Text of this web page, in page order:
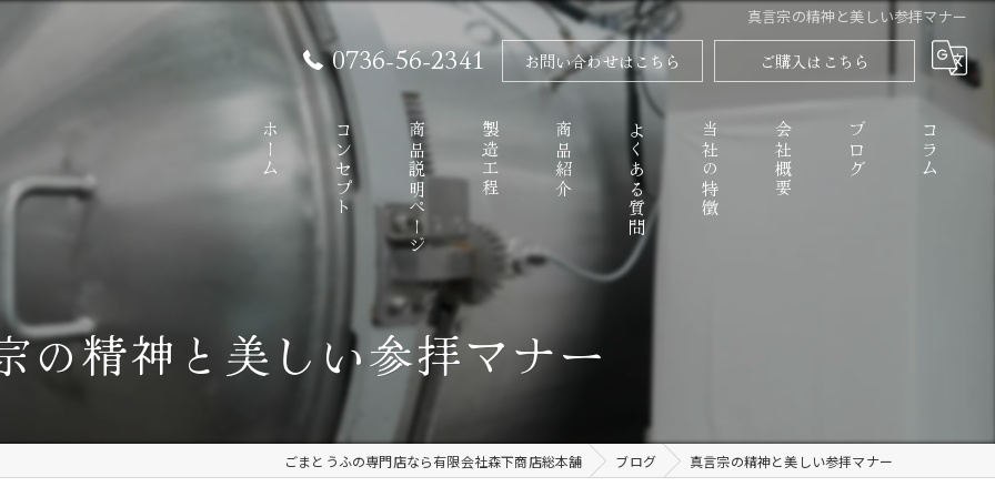
真言宗の精神と美しい参拝マナー
0736-56-2341 お問い合わせはこちら ご購入はこちら
ホーム コンセプト 商品説明ページ 製造工程 商品紹介 よくある質問 当社の特徴
お取り寄せ
会社概要 ブログ コラム
の精神と美しい参拝マナー
ごまとうふの専門店なら有限会社森下商店総本舗 ブログ 真言宗の精神と美しい参拝マナー